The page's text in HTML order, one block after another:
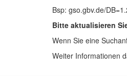
Bsp: gso.gbv.de/
Bitte aktualisieren
Wenn Sie eine
Weiter Informationen